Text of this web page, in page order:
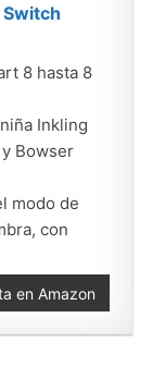
8 hasta 8
Inkling
Bowser
modo de
con
en Amazon